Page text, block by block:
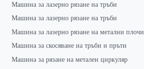
Машина за лазерно рязане на тръби
Машина за лазерно рязане на тръби
Машина за лазерно рязане на метални плочи
Машина за скосяване на тръби и пръти
Машина за рязане на метален циркуляр